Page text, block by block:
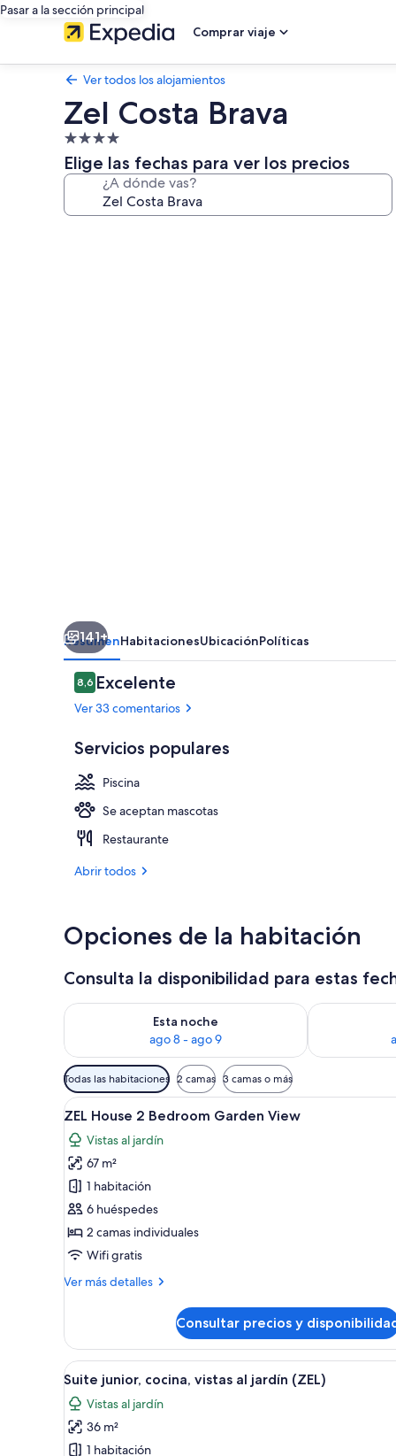
Pasar a la sección principal
Comprar viaje
Ver todos los alojamientos
Zel Costa Brava
Alojamiento
de
4.0 estrellas
Elige las fechas para ver los precios
¿A dónde vas?
141+
ResumenHabitacionesUbicaciónPolíticas
Comentarios
8,68,6 de 10
Excelente
Ver 33 comentarios
Servicios populares
Piscina
Se aceptan mascotas
Restaurante
Abrir todos
Opciones de la habitación
Consulta la disponibilidad para estas
Esta noche
ago 8 - ago 9
Consulta la disponibilidad para esta noche, ago 8 -
Consulta la
Filtros
disponibles
para
las
habitaciones
Todas las habitaciones 2 camas 3 camas o más
Abrir
todas
las
fotos
de
ZEL
House
2
Bedroom
Garden
Un dormitorio con una cama,
5
ZEL House 2 Bedroom Garden View
Vistas al jardín
67 m²
1 habitación
6 huéspedes
2 camas individuales
Wifi gratis
Ver más detalles
Más
House
Bedroom
Garden
View
Consultar precios y
Abrir
todas
las
fotos
de
Habitación de hotel con una
6
Suite junior, cocina, vistas al jardín (ZEL)
Vistas al jardín
36 m²
1 habitación